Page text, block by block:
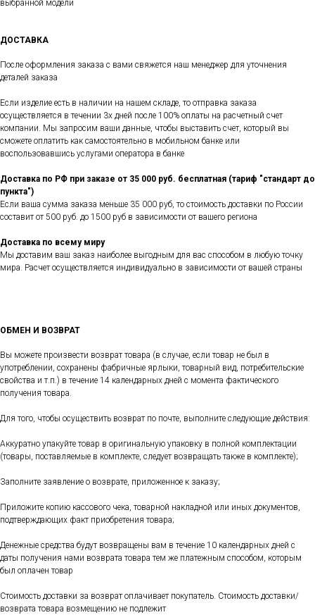
выбранной модели
ДОСТАВКА
После оформления заказа с вами свяжется наш менеджер для уточнения
деталей заказа
Если изделие есть в наличии на нашем складе, то отправка заказа
осуществляется в течении 3х дней после 100% оплаты на расчетный счет
компании. Мы запросим ваши данные, чтобы выставить счет, который вы
сможете оплатить как самостоятельно в мобильном банке или
воспользовавшись услугами оператора в банке
Доставка по РФ при заказе от 35 000 руб. бесплатная (тариф "стандарт до
пункта")
Если ваша сумма заказа меньше 35 000 руб, то стоимость доставки по России
составит от 500 руб. до 1500 руб в зависимости от вашего региона
Доставка по всему миру
Мы доставим ваш заказ наиболее выгодным для вас способом в любую точку
мира. Расчет осуществляется индивидуально в зависимости от вашей страны
ОБМЕН И ВОЗВРАТ
Вы можете произвести возврат товара (в случае, если товар не был в
употреблении, сохранены фабричные ярлыки, товарный вид, потребительские
свойства и т.п.) в течение 14 календарных дней с момента фактического
получения товара.
Для того, чтобы осуществить возврат по почте, выполните следующие действия:
Аккуратно упакуйте товар в оригинальную упаковку в полной комплектации
(товары, поставляемые в комплекте, следует возвращать также в комплекте);
Заполните заявление о возврате, приложенное к заказу;
Приложите копию кассового чека, товарной накладной или иных документов,
подтверждающих факт приобретения товара;
Денежные средства будут возвращены вам в течение 10 календарных дней с
даты получения нами возврата товара тем же платежным способом, которым
был оплачен товар
Стоимость доставки за возврат оплачивает покупатель. Стоимость доставки/
возврата товара возмещению не подлежит